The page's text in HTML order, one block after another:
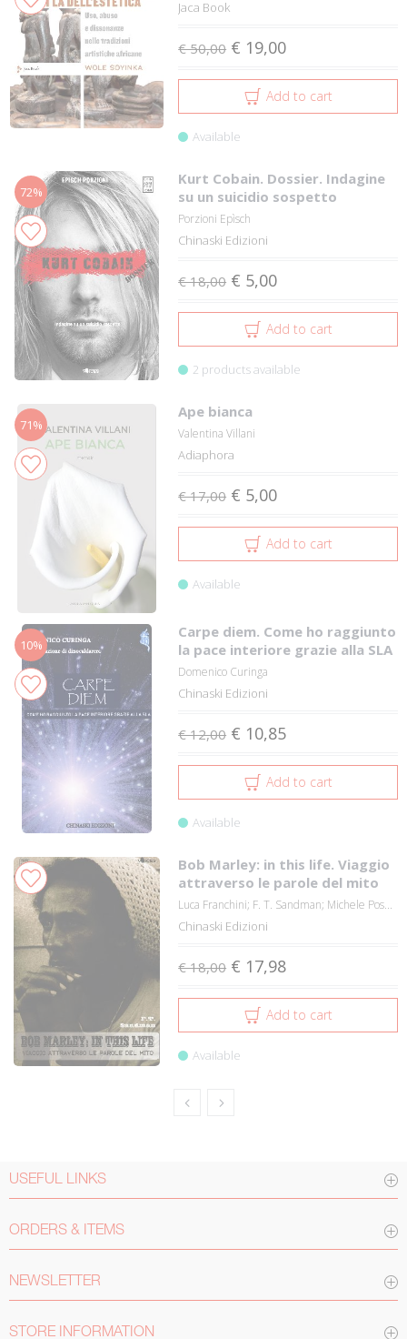
Jaca Book
€ 50,00 € 19,00
Add to cart
Available
72%
Kurt Cobain. Dossier. Indagine
su un suicidio sospetto
Porzioni Epìsch
Chinaski Edizioni
€ 18,00 € 5,00
Add to cart
2 products available
71%
Ape bianca
Valentina Villani
Adiaphora
€ 17,00 € 5,00
Add to cart
Available
10%
Carpe diem. Come ho raggiunto
la pace interiore grazie alla SLA
Domenico Curinga
Chinaski Edizioni
€ 12,00 € 10,85
Add to cart
Available
Bob Marley: in this life. Viaggio
attraverso le parole del mito
Luca Franchini; F. T. Sandman; Michele Pos...
Chinaski Edizioni
€ 18,00 € 17,98
Add to cart
Available
USEFUL LINKS
ORDERS & ITEMS
NEWSLETTER
STORE INFORMATION